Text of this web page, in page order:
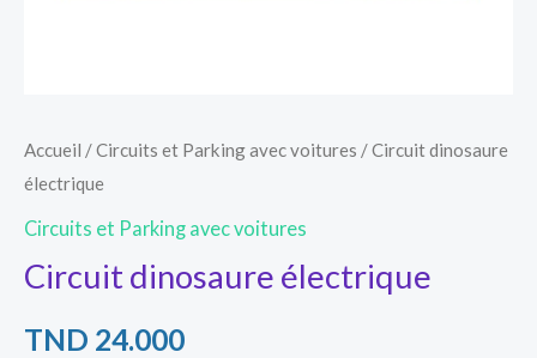
Accueil /Circuits et Parking avec voitures / Circuit dinosaure
électrique
Circuits et Parking avec voitures
Circuit dinosaure électrique
TND 24.000